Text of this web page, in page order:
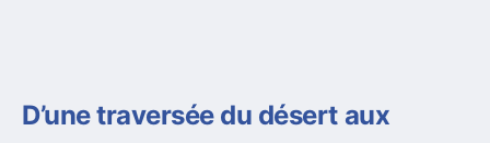
D’une traversée du désert aux